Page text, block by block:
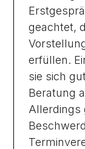
geachtet,
erfüllen.
sie sich
Beratung
Allerdings